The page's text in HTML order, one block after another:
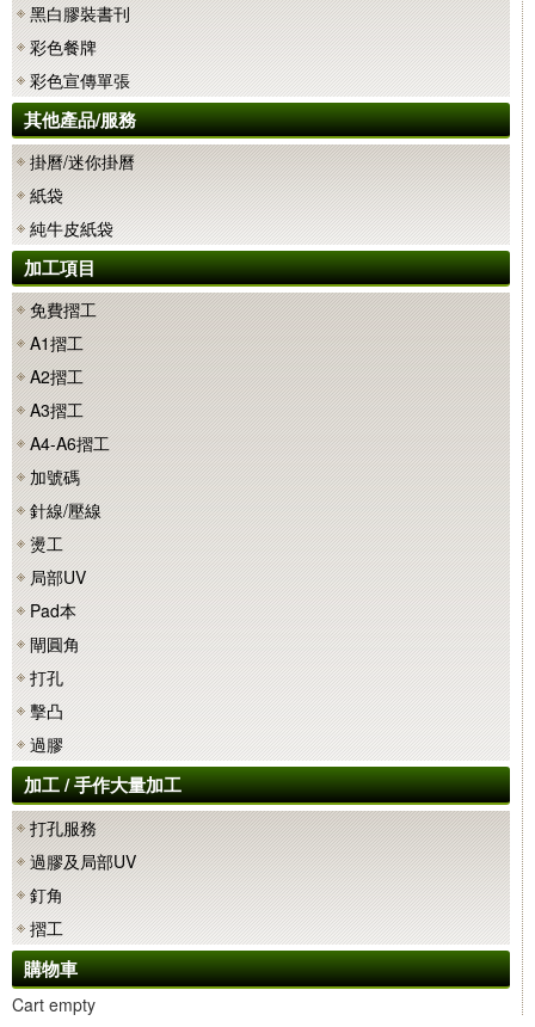
黑白膠裝書刊
彩色餐牌
彩色宣傳單張
其他產品/服務
掛曆/迷你掛曆
紙袋
純牛皮紙袋
加工項目
免費摺工
A1摺工
A2摺工
A3摺工
A4-A6摺工
加號碼
針線/壓線
燙工
局部UV
Pad本
閘圓角
打孔
擊凸
過膠
加工 / 手作大量加工
打孔服務
過膠及局部UV
釘角
摺工
購物車
Cart empty